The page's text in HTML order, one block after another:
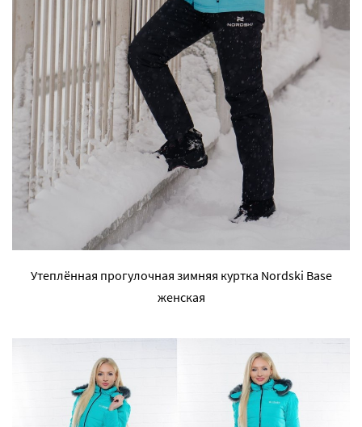
Утеплённая прогулочная зимняя куртка Nordski Base
женская